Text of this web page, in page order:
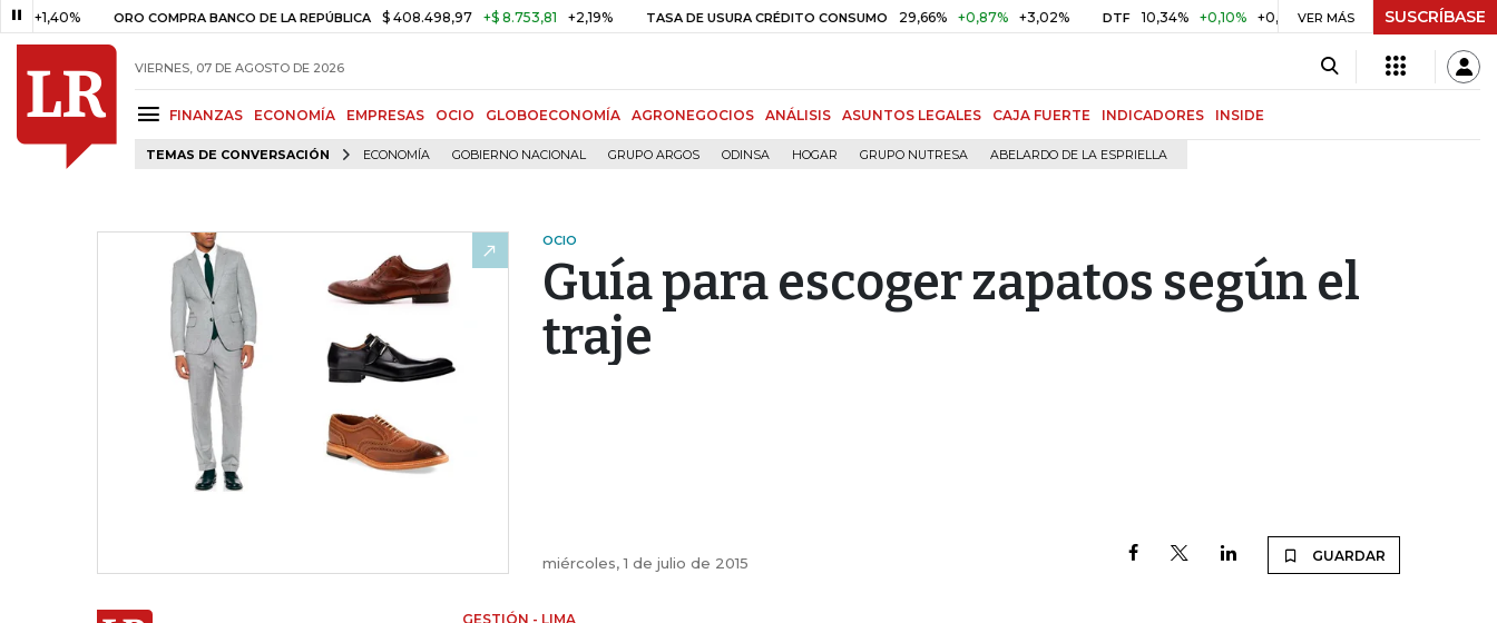
ORO COMPRA BANCO DE LA REPÚBLICA $ 408.498,97 +$ 8.753,81 +2,19% TASA DE USURA CRÉDITO CONSUMO 29,66% +0,87% +3,02% DTF 10,34% +0,10% +0,98% UVR $ 416,96 +$ 0,05 +0,01%
VER MÁS SUSCRÍBASE
VIERNES, 07 DE AGOSTO DE 2026
FINANZAS ECONOMÍA EMPRESAS OCIO GLOBOECONOMÍA AGRONEGOCIOS ANÁLISIS ASUNTOS LEGALES CAJA FUERTE INDICADORES INSIDE
TEMAS DE CONVERSACIÓN ECONOMÍA GOBIERNO NACIONAL GRUPO ARGOS ODINSA HOGAR GRUPO NUTRESA ABELARDO DE LA ESPRIELLA
OCIO
Guía para escoger zapatos según el
traje
miércoles, 1 de julio de 2015 GUARDAR
GESTIÓN - LIMA